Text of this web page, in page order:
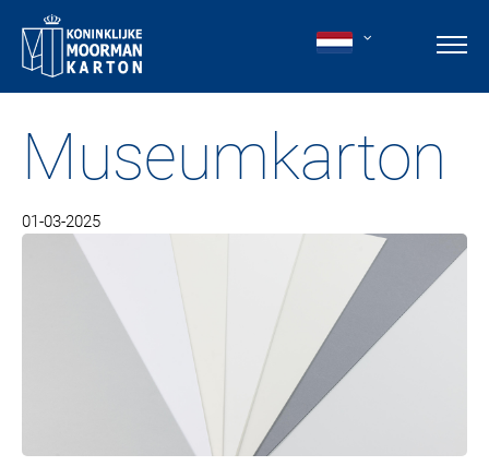
Museumkarton
01-03-2025